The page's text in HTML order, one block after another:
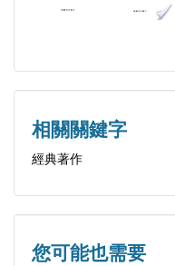
相關關鍵字
經典著作
您可能也需要